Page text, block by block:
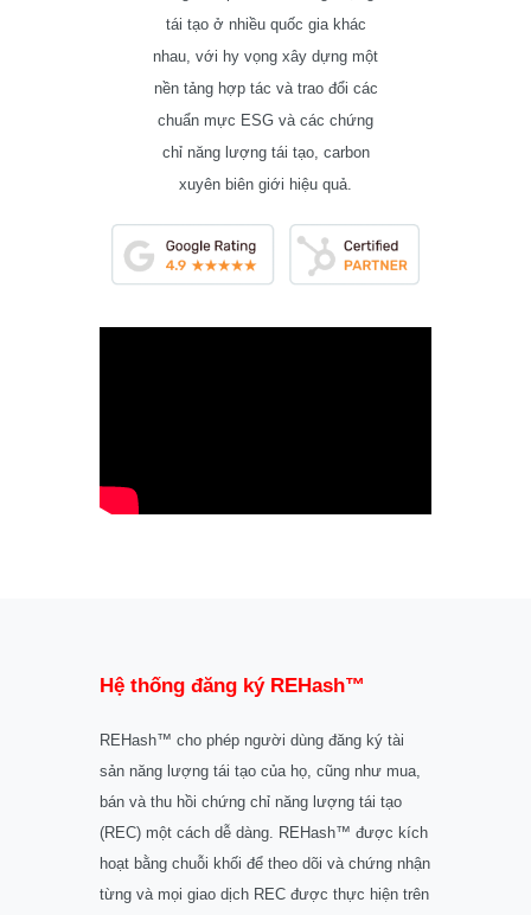
tái tạo ở nhiều quốc gia khác
nhau, với hy vọng xây dựng một
nền tảng hợp tác và trao đổi các
chuẩn mực ESG và các chứng
chỉ năng lượng tái tạo, carbon
xuyên biên giới hiệu quả.
Hệ thống đăng ký REHash™
REHash™ cho phép người dùng đăng ký tài
sản năng lượng tái tạo của họ, cũng như mua,
bán và thu hồi chứng chỉ năng lượng tái tạo
(REC) một cách dễ dàng. REHash™ được kích
hoạt bằng chuỗi khối để theo dõi và chứng nhận
từng và mọi giao dịch REC được thực hiện trên